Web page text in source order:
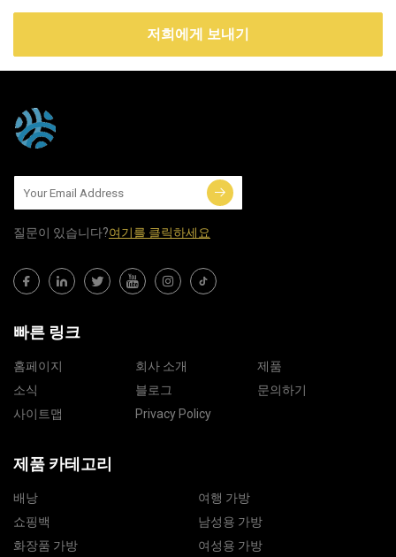
저희에게 보내기
질문이 있습니다?여기를 클릭하세요
빠른 링크
홈페이지 회사 소개
제품
소식
블로그
문의하기
사이트맵
Privacy Policy
제품 카테고리
배낭
여행 가방
쇼핑백
남성용 가방
화장품 가방
여성용 가방